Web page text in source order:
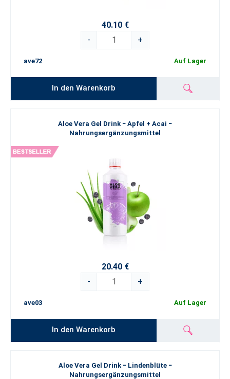
40.10 €
-
+
ave72 Auf Lager
In den Warenkorb
Aloe Vera Gel Drink − Apfel + Acai −
Nahrungsergänzungsmittel
20.40 €
-
+
ave03 Auf Lager
In den Warenkorb
Aloe Vera Gel Drink − Lindenblüte −
Nahrungsergänzungsmittel